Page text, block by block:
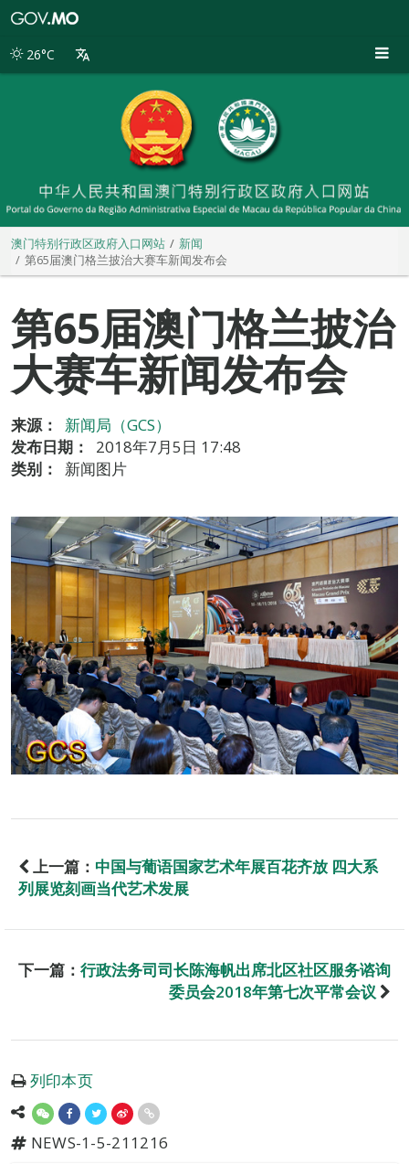
别
26°C
澳门特别行政区政府入口网站
新闻
第65届澳门格兰披治大赛车新闻发布会
第65届澳门格兰披治
大赛车新闻发布会
来源：
新闻局（GCS）
发布日期：
2018年7月5日 17:48
类别：
新闻图片
上一篇： 中国与葡语国家艺术年展百花齐放 四大系
列展览刻画当代艺术发展
下一篇： 行政法务司司长陈海帆出席北区社区服务谘询
委员会2018年第七次平常会议
列印本页
NEWS-1-5-211216